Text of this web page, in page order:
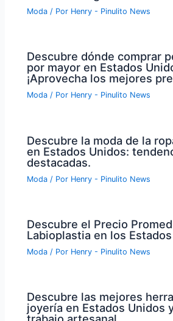
Moda / Por Henry - Pinulito News
Descubre dónde comprar
por mayor en Estados
¡Aprovecha los mejores
Moda / Por Henry - Pinulito News
Descubre la moda de la
en Estados Unidos:
destacadas.
Moda / Por Henry - Pinulito News
Descubre el Precio
Labioplastia en los
Moda / Por Henry - Pinulito News
Descubre las mejores
joyería en Estados Unidos